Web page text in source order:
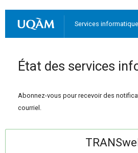
Services
État des services
Abonnez-vous pour recevoir des
courriel.